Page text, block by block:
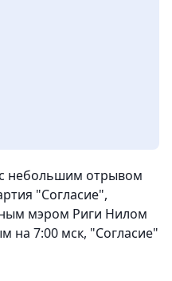
небольшим отрывом
"Согласие",
мэром Риги Нилом
на 7:00 мск, "Согласие"